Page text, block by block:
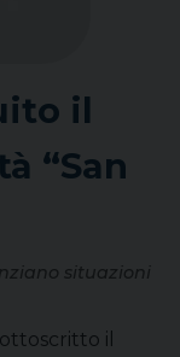
il
“San
situazioni
il